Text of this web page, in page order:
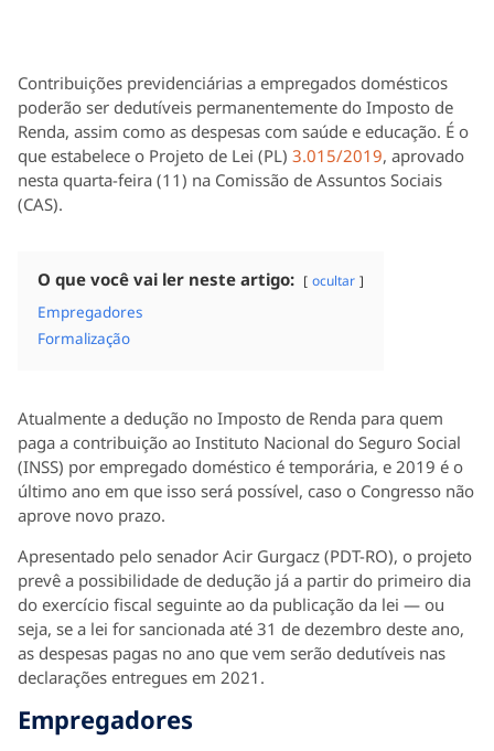
Contribuições previdenciárias a empregados domésticos
poderão ser dedutíveis permanentemente do Imposto de
Renda, assim como as despesas com saúde e educação. É o
que estabelece o Projeto de Lei (PL) 3.015/2019, aprovado
nesta quarta-feira (11) na Comissão de Assuntos Sociais
(CAS).
O que você vai ler neste artigo: ocultar
Empregadores
Formalização
Atualmente a dedução no Imposto de Renda para quem
paga a contribuição ao Instituto Nacional do Seguro Social
(INSS) por empregado doméstico é temporária, e 2019 é o
último ano em que isso será possível, caso o Congresso não
aprove novo prazo.
Apresentado pelo senador Acir Gurgacz (PDT-RO), o projeto
prevê a possibilidade de dedução já a partir do primeiro dia
do exercício fiscal seguinte ao da publicação da lei — ou
seja, se a lei for sancionada até 31 de dezembro deste ano,
as despesas pagas no ano que vem serão dedutíveis nas
declarações entregues em 2021.
Empregadores